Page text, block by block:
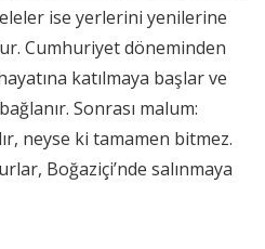
ise yerlerini yenilerine
Cumhuriyet döneminden
katılmaya başlar ve
Sonrası malum:
neyse ki tamamen bitmez.
Boğaziçi’nde salınmaya